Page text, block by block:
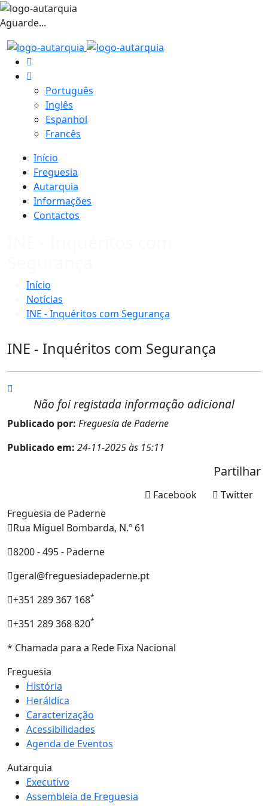
Aguarde...
Português
Inglês
Espanhol
Francês
Início
Freguesia
Autarquia
Informações
Contactos
Início
Notícias
INE - Inquéritos com Segurança
INE - Inquéritos com Segurança
Não foi registada informação adicional
Publicado por: Freguesia de Paderne
Publicado em: 24-11-2025 às 15:11
Partilhar
Twitter
Facebook
Freguesia de Paderne
Rua Miguel Bombarda, N.º 61
8200 - 495 - Paderne
geral@freguesiadepaderne.pt
+351 289 367 168*
+351 289 368 820*
* Chamada para a Rede Fixa Nacional
Freguesia
História
Heráldica
Caracterização
Acessibilidades
Agenda de Eventos
Autarquia
Executivo
Assembleia de Freguesia